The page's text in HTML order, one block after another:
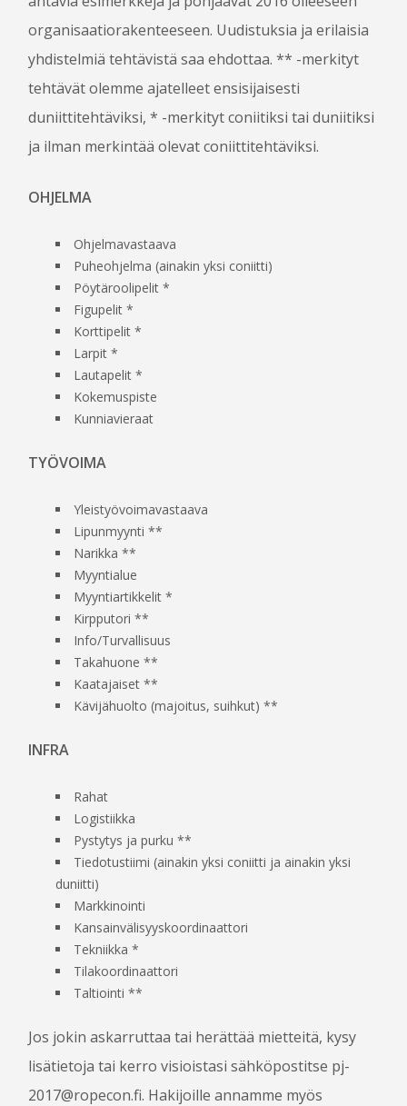
organisaatiorakenteeseen. Uudistuksia ja erilaisia
yhdistelmiä tehtävistä saa ehdottaa. ** -merkityt
tehtävät olemme ajatelleet ensisijaisesti
duniittitehtäviksi, * -merkityt coniitiksi tai duniitiksi
ja ilman merkintää olevat coniittitehtäviksi.
OHJELMA
Ohjelmavastaava
Puheohjelma (ainakin yksi coniitti)
Pöytäroolipelit *
Figupelit *
Korttipelit *
Larpit *
Lautapelit *
Kokemuspiste
Kunniavieraat
TYÖVOIMA
Yleistyövoimavastaava
Lipunmyynti **
Narikka **
Myyntialue
Myyntiartikkelit *
Kirpputori **
Info/Turvallisuus
Takahuone **
Kaatajaiset **
Kävijähuolto (majoitus, suihkut) **
INFRA
Rahat
Logistiikka
Pystytys ja purku **
Tiedotustiimi (ainakin yksi coniitti ja ainakin yksi
duniitti)
Markkinointi
Kansainvälisyyskoordinaattori
Tekniikka *
Tilakoordinaattori
Taltiointi **
Jos jokin askarruttaa tai herättää mietteitä, kysy
lisätietoja tai kerro visioistasi sähköpostitse pj-
2017@ropecon.fi. Hakijoille annamme myös